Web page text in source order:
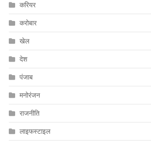
करियर
करोबार
खेल
देश
पंजाब
मनोरंजन
राजनीति
लाइफस्टाइल